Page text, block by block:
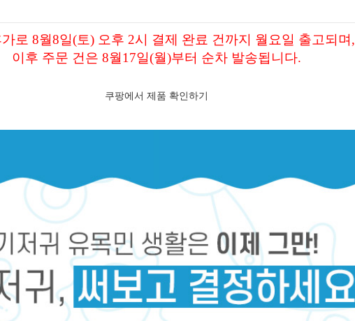
로 8월8일(토) 오후 2시 결제 완료 건까지 월요일 출고되며,
이후 주문 건은 8월17일(월)부터 순차 발송됩니다.
쿠팡에서 제품 확인하기